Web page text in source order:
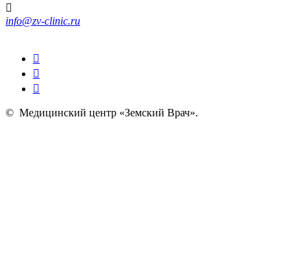
info@zv-clinic.ru
© Медицинский центр «Земский Врач».